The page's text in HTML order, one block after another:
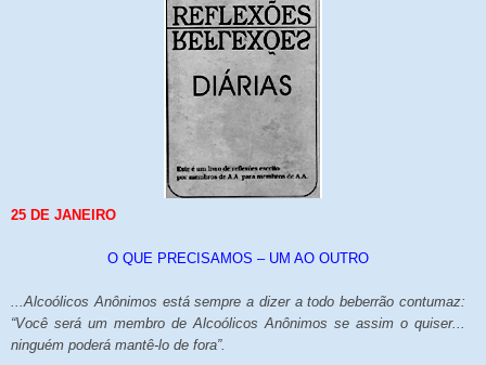
25 DE JANEIRO
O QUE PRECISAMOS – UM AO OUTRO
...Alcoólicos Anônimos está sempre a dizer a todo beberrão contumaz:
“Você será um membro de Alcoólicos Anônimos se assim o quiser...
ninguém poderá mantê-lo de fora”.